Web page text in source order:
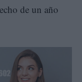
de un año